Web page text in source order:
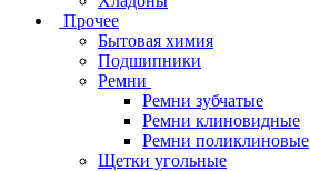
Прочее
Бытовая химия
Подшипники
Ремни
Ремни зубчатые
Ремни клиновидные
Ремни поликлиновые
Щетки угольные